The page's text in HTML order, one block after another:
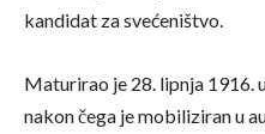
kandidat za svećeništvo.
Maturirao je 28. lipnja 1916.
nakon čega je mobiliziran u